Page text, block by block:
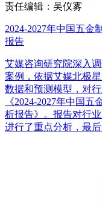
责任编辑：吴仪雾
2024-2027年中国五金
报告
艾媒咨询研究院深入
案例，依据艾媒北极
数据和预测模型，对
《2024-2027年中国
析报告》。报告对行
进行了重点分析，最